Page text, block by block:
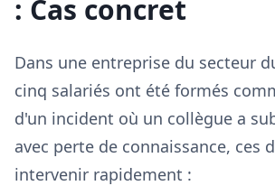
: Cas concret
Dans une entreprise du secteur
cinq salariés ont été formés
d'un incident où un collègue a
avec perte de connaissance, ces
intervenir rapidement :